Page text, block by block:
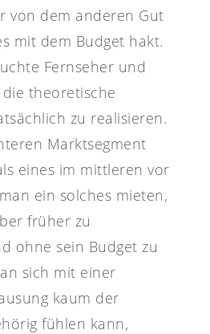
von dem anderen Gut
mit dem Budget hakt.
Fernseher und
theoretische
zu realisieren.
Marktsegment
eines im mittleren vor
ein solches mieten,
früher zu
ohne sein Budget zu
sich mit einer
kaum der
fühlen kann,